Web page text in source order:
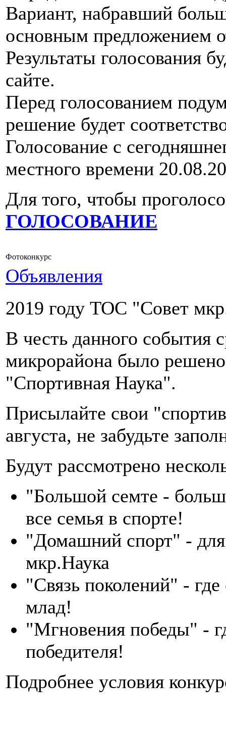
Вариант, набравший
основным предложением
Результаты голосования
сайте.
Перед голосованием
решение будет
Голосование с
местного времени
Для того, чтобы
ГОЛОСОВАНИЕ
Фотоконкурс
Объявления
2019 году ТОС "Совет
В честь данного события
микрорайона было
"Спортивная Наука".
Присылайте свои
августа, не забудьте
Будут рассмотрено
"Большой семте -
все семья в спорте!
"Домашний спорт" -
мкр.Наука
"Связь поколений" -
млад!
"Мгновения победы" -
победителя!
Подробнее условия